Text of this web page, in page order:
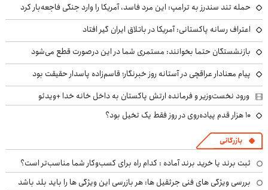
حمله تند سندرز به ترامپ: این مرد فاسد، آمریکا را وارد جنگی فاجعه‌بار کرد
اعتراف رسانه پاکستانی: آمریکا در باتلاق ایران گیر افتاد
بازنشستگان حتما بخوانند: مستمری شما در این درصورت قطع می‌شود
پیام معنادار عراقچی در آستانه روز خبرنگار؛ قاسم‌زاده پاسدار حقیقت بود
ورود نخست‌وزیر و فرمانده ارتش پاکستان به داخل خانه خدا +ویدئو
۱۰ هزار قدم پیاده‌روی در روز فقط یک تخیل بود؟
بازرگانی
ثبت برند یا خرید برند آماده : کدام راه برای کسب‌وکار شما مناسب‌تر است؟
بررسی ویژگی های فنی جرثقیل ها: هر بازرسی این ویژگی ها را باید بلد باشد